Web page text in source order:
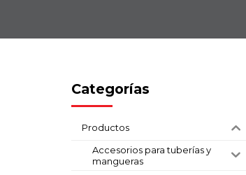
Categorías
Productos
Accesorios para tuberías y
mangueras